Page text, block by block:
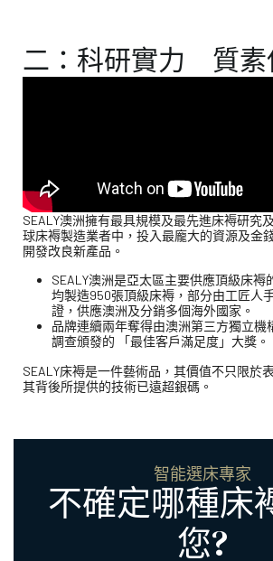
二：科研實力 質素
SEALY澳洲擁有最具規模及最先進床褥研究
球床褥製造業者中，投入最龐大的資源及金
開發改良新產品。
SEALY澳洲是亞太區主要供應頂級床褥
均製造950張頂級床褥，部分由工匠人
證，供應澳洲及分銷多個海外國家。
品牌連續兩年奪得由澳洲第三方獨立機
調查頒發的 「最佳客戶滿足度」大獎。
SEALY床褥是一件藝術品，其價值不只限於
其背後所提供的技術已遠超銀碼。
智能選床專家
不確定哪種床
您?